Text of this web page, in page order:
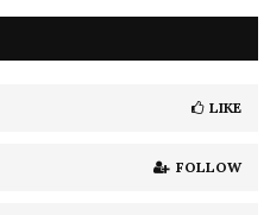
LIKE
FOLLOW